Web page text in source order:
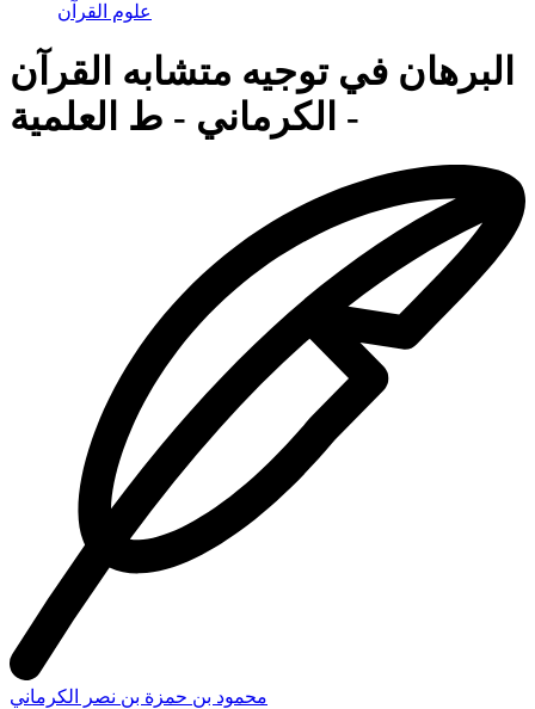
علوم القرآن
البرهان في توجيه متشابه القرآن
- الكرماني - ط العلمية
محمود بن حمزة بن نصر الكرماني